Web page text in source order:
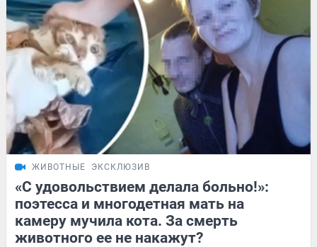
ЖИВОТНЫЕ ЭКСКЛЮЗИВ
«С удовольствием делала больно!»:
поэтесса и многодетная мать на
камеру мучила кота. За смерть
животного ее не накажут?